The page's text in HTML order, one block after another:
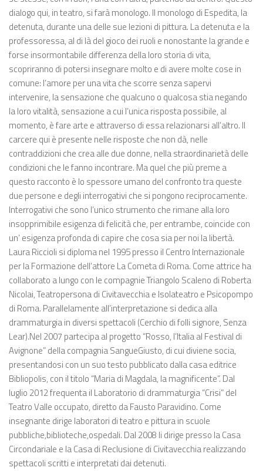
dialogo qui, in teatro, si farà monologo. Il monologo di Espedita, la
detenuta, durante una delle sue lezioni di pittura. La detenuta e la
professoressa, al di là del gioco dei ruoli e nonostante la grande e
forse insormontabile differenza della loro storia di vita,
scopriranno di potersi insegnare molto e di avere molte cose in
comune: l’amore per una vita che scorre senza sapervi
intervenire, la sensazione che qualcuno o qualcosa stia negando
la loro vitalità, sensazione a cui l’unica risposta possibile, al
momento, è fare arte e attraverso di essa relazionarsi all’altro. Il
carcere qui è presente nelle risposte che non dà, nelle
contraddizioni che crea alle due donne, nella straordinarietà delle
condizioni che le fanno incontrare. Ma quel che più preme a
questo racconto è lo spessore umano del confronto tra queste
due persone e degli interrogativi che si pongono reciprocamente.
Interrogativi che sono l’unico strumento che rimane alla loro
insopprimibile esigenza di felicità che, per entrambe, coincide con
un’ esigenza profonda di capire che cosa sia per noi la libertà.
Laura Riccioli si diploma nel 1995 presso il Centro Internazionale
per la Formazione dell’attore La Cometa di Roma. Come attrice ha
collaborato a lungo con le compagnie Triangolo Scaleno di Roberta
Nicolai, Teatropersona di Civitavecchia e Isolateatro e Psicopompo
di Roma. Parallelamente all’interpretazione si dedica alla
drammaturgia in diversi spettacoli (Cerchio di folli signore, Senza
Lear).Nel 2007 partecipa al progetto “Rosso, l’Italia al Festival di
Avignone” della compagnia SangueGiusto, di cui diviene socia,
presentandosi con un suo testo pubblicato dalla casa editrice
Bibliopolis, con il titolo “Maria di Magdala, la magnificente”. Dal
luglio 2012 frequenta il Laboratorio di drammaturgia “Crisi” del
Teatro Valle occupato, diretto da Fausto Paravidino. Come
insegnante dirige laboratori di teatro e pittura in scuole
pubbliche,biblioteche,ospedali. Dal 2008 li dirige presso la Casa
Circondariale e la Casa di Reclusione di Civitavecchia realizzando
spettacoli scritti e interpretati dai detenuti.